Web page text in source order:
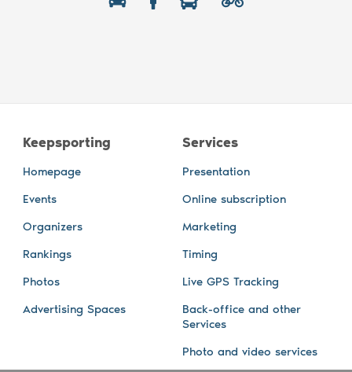
Keepsporting
Homepage
Events
Organizers
Rankings
Photos
Advertising Spaces
Services
Presentation
Online subscription
Marketing
Timing
Live GPS Tracking
Back-office and other
Services
Photo and video services